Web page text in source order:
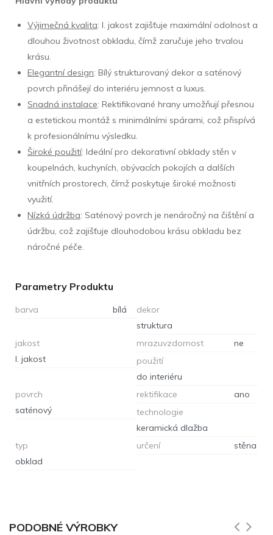
Výjimečná kvalita: I. jakost zajišťuje maximální odolnost a
dlouhou životnost obkladu, čímž zaručuje jeho trvalou
krásu.
Elegantní design: Bílý strukturovaný dekor a saténový
povrch přinášejí do interiéru jemnost a luxus.
Snadná instalace: Rektifikované hrany umožňují přesnou
a estetickou montáž s minimálními spárami, což přispívá
k profesionálnímu výsledku.
Široké použití: Ideální pro dekorativní obklady stěn v
koupelnách, kuchyních, obývacích pokojích a dalších
vnitřních prostorech, čímž poskytuje široké možnosti
využití.
Nízká údržba: Saténový povrch je nenáročný na čištění a
údržbu, což zajišťuje dlouhodobou krásu obkladu bez
náročné péče.
Parametry Produktu
barva bílá
dekor
struktura
jakost
I. jakost
mrazuvzdornost
ne
použití
do interiéru
povrch
saténový
rektifikace
ano
technologie
keramická dlažba
typ
obklad
určení stěna
PODOBNÉ VÝROBKY